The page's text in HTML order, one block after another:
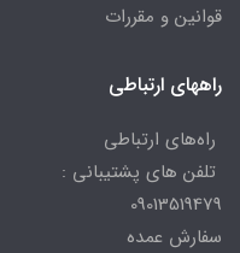
قوانین و مقررات
راههای ارتباطی
راه‌های ارتباطی
تلفن های پشتیبانی :
09013519479
سفارش عمده